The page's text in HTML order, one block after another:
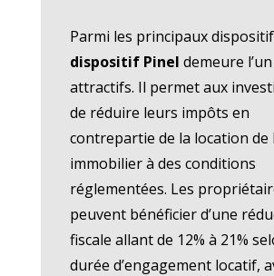
Parmi les principaux
dispositif Pinel demeure
attractifs. Il permet aux
de réduire leurs impôts en
contrepartie de la location de
immobilier à des conditions
réglementées. Les
peuvent bénéficier d’une
fiscale allant de 12% à 21%
durée d’engagement locatif,